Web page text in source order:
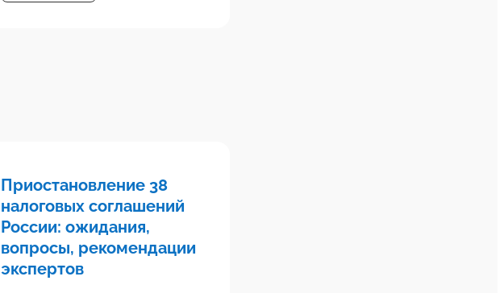
Приостановление 38
налоговых соглашений
России: ожидания,
вопросы, рекомендации
экспертов